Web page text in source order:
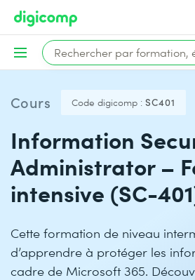
Cours Code digicomp : SC401
Information
Administrator –
intensive (SC-
Cette formation de niveau
d’apprendre à protéger les
cadre de Microsoft 365.